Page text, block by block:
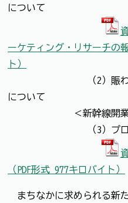
について
ーケティング・リサーチの
ト）
（2）賑わい再構
について
＜新幹線開業準
（3）プロジェク
（PDF形式 977キロバイト）
まちなかに求められる新